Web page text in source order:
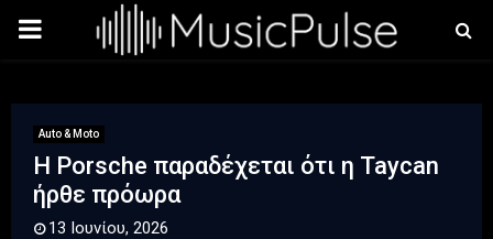
PRIMARY
Auto & Moto
Η Porsche παραδέχεται ότι η Taycan
ήρθε πρόωρα
13 Ιουνίου, 2026